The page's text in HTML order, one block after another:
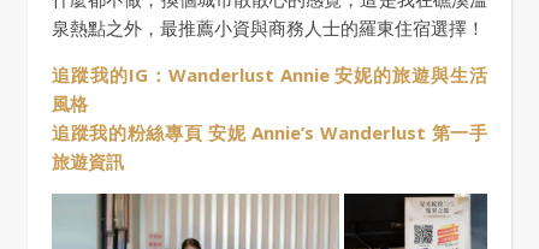
泉熱點之外，最推薦小資與商務人士的羅東住宿選擇！
追蹤我的IG：Wanderlust Annie 安妮的旅遊與生活
風格
追蹤我的粉絲專頁 安妮 Annie’s Wanderlust 第一手
旅遊資訊